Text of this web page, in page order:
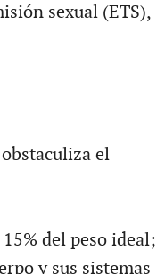
sexual (ETS),
el
del peso ideal;
y sus sistemas